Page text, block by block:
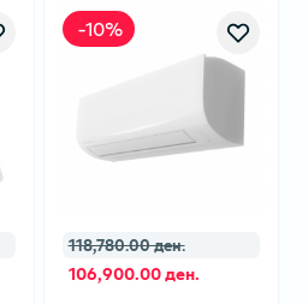
-10%
118,780.00 ден.
106,900.00 ден.